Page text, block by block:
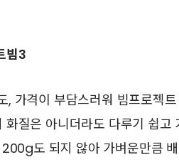
빔3
, 가격이 부담스러워 빔프로젝
질은 아니더라도 다루기 쉽고
도 되지 않아 가벼운만큼